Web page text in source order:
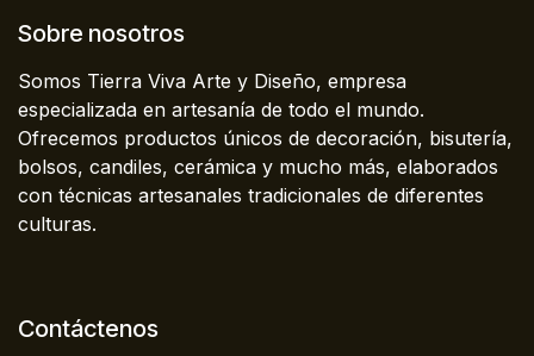
Sobre nosotros
Somos Tierra Viva Arte y Diseño, empresa
especializada en artesanía de todo el mundo.
Ofrecemos productos únicos de decoración, bisutería,
bolsos, candiles, cerámica y mucho más, elaborados
con técnicas artesanales tradicionales de diferentes
culturas.
Contáctenos